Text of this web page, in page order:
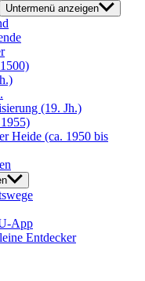
Untermenü anzeigen
(19. Jh.)
Heide (ca. 1950 bis
App
Entdecker